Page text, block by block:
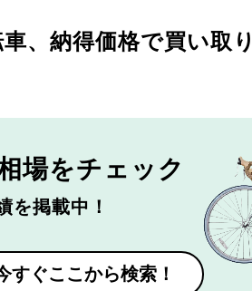
、 納得価格で買い取
場をチェック
を掲載中！
すぐここから検索！